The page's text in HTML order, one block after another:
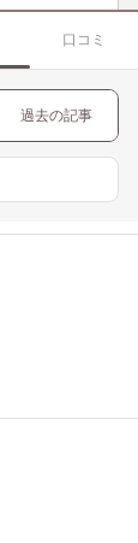
口コミ
過去の記事